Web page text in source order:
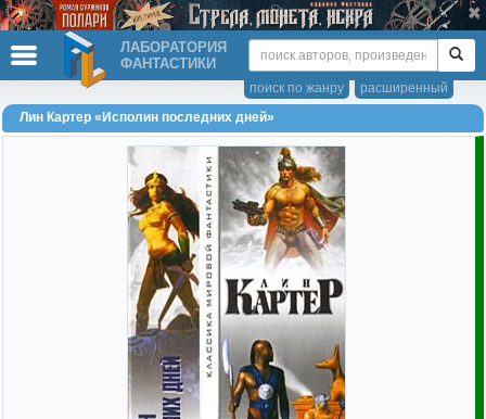
ЛАБОРАТОРИЯ
ФАНТАСТИКИ
расширенный
поиск по жанру
Лин Картер «Исполин последних дней»